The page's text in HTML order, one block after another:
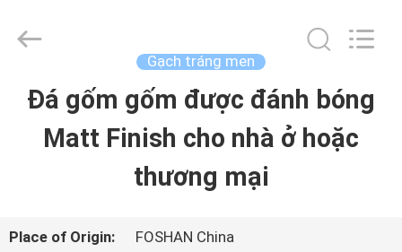
NHÀ
FOSHAN
Gạch tráng men
Đá gốm gốm được đánh bóng
Matt Finish cho nhà ở hoặc
thương mại
Place of Origin: FOSHAN China